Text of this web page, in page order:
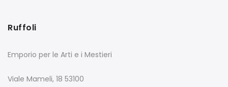
Ruffoli
Emporio per le Arti e i Mestieri
Viale Mameli, 18 53100